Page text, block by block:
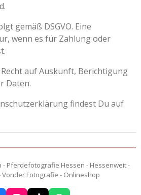
gemäß DSGVO. Eine
wenn es für Zahlung oder
auf Auskunft, Berichtigung
Daten.
findest Du auf
Pferdefotografie Hessen - Hessenweit -
Fotografie - Onlineshop